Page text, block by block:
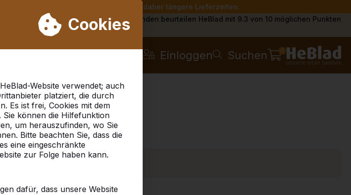
33 nicht. Bitte berücksichtigen Sie daher längere Lieferzeiten.
Cookies
Website verwendet; auch
platziert, die durch
Es ist frei, Cookies mit dem
Sie können die Hilfefunktion
um herauszufinden, wo Sie
Bitte beachten Sie, dass die
eine eingeschränkte
zur Folge haben kann.
dafür, dass unsere Website
verkauft
Kunden beurteilen HeBlad mit 9.3 von 10 möglichen Punkten
Einloggen Suchen 0